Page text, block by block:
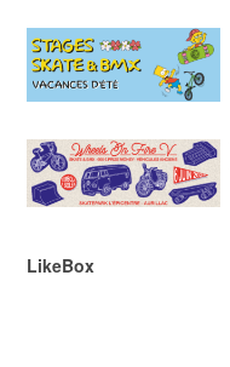
LikeBox